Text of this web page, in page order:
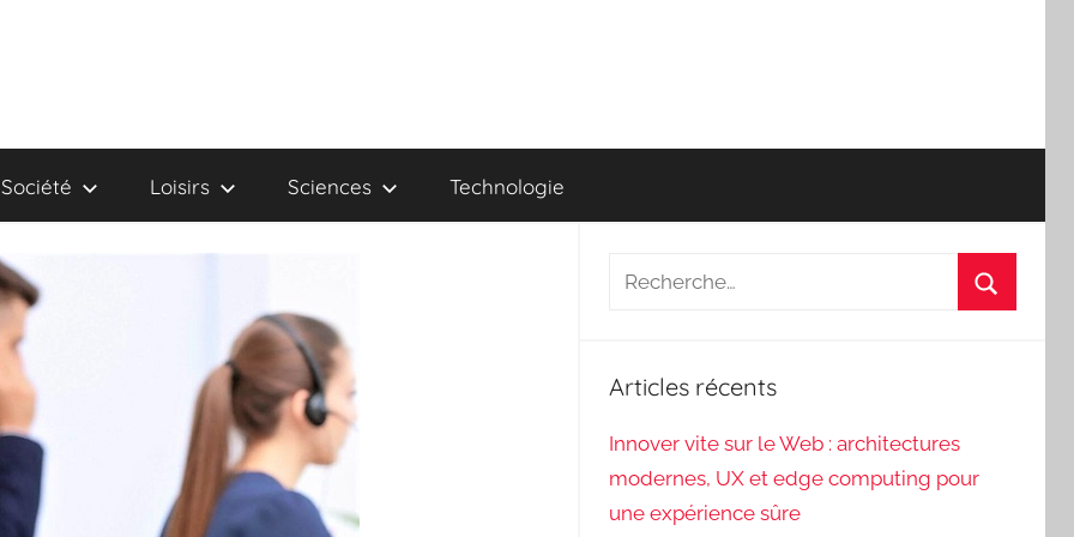
Société Loisirs Sciences Technologie
Recherche
Articles récents
Innover vite sur le Web : architectures
modernes, UX et edge computing pour
une expérience sûre